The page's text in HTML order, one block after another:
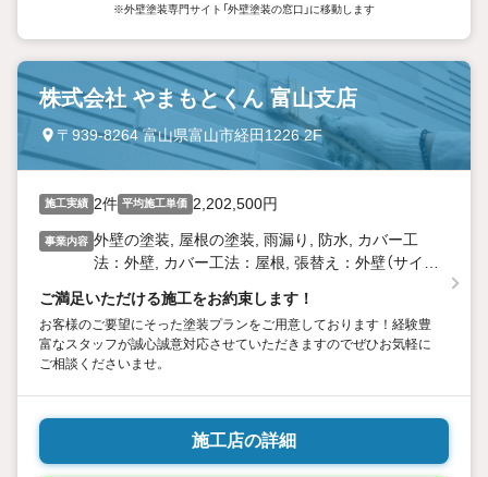
※外壁塗装専門サイト「外壁塗装の窓口」に移動します
株式会社 やまもとくん 富山支店
〒939-8264 富山県富山市経田1226 2F
施工実績 2件 平均施工単価 2,202,500円
事業内容 外壁の塗装, 屋根の塗装, 雨漏り, 防水, カバー工
法：外壁, カバー工法：屋根, 張替え：外壁（サイデ
ど）, 葺替え：瓦屋根, 全面貼替え, リフォーム工事
ご満足いただける施工をお約束します！
お客様のご要望にそった塗装プランをご用意しております！経験豊
富なスタッフが誠心誠意対応させていただきますのでぜひお気軽に
ご相談くださいませ。
施工店の詳細